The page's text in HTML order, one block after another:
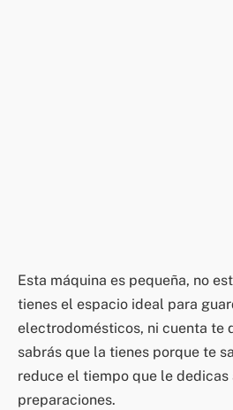
Esta máquina es pequeña, no
tienes el espacio ideal para
electrodomésticos, ni cuenta te
sabrás que la tienes porque te
reduce el tiempo que le dedicas
preparaciones.